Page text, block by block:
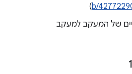
b/
)
של המעקב למעקב